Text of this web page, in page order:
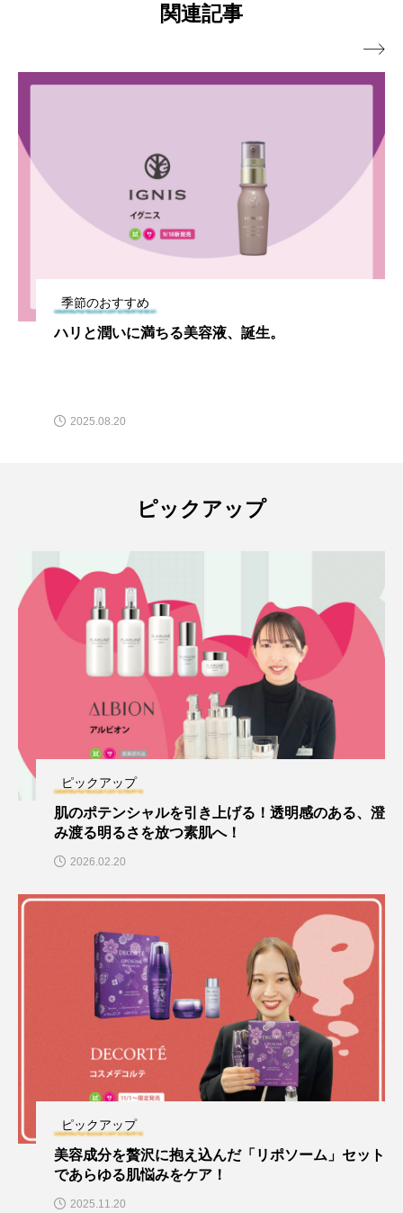
関連記事
季節のおすすめ
ハリと潤いに満ちる美容液、誕生。
2025.08.20

ピックアップ
ピックアップ
肌のポテンシャルを引き上げる！透明感のある、澄
み渡る明るさを放つ素肌へ！
2026.02.20
ピックアップ
美容成分を贅沢に抱え込んだ「リポソーム」セット
であらゆる肌悩みをケア！
2025.11.20